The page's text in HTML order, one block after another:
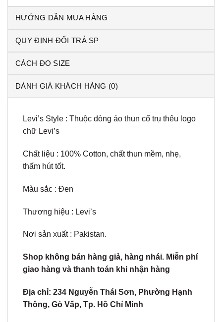
HƯỚNG DẪN MUA HÀNG
QUY ĐỊNH ĐỔI TRẢ SP
CÁCH ĐO SIZE
ĐÁNH GIÁ KHÁCH HÀNG (0)
Levi’s Style : Thuộc dòng áo thun cổ trụ thêu logo
chữ Levi’s
Chất liệu : 100% Cotton, chất thun mềm, nhẹ,
thấm hút tốt.
Màu sắc : Đen
Thương hiệu : Levi’s
Nơi sản xuất : Pakistan.
Shop không bán hàng giả, hàng nhái. Miễn phí
giao hàng và thanh toán khi nhận hàng
Địa chỉ: 234 Nguyễn Thái Sơn, Phường Hạnh
Thông, Gò Vấp, Tp. Hồ Chí Minh